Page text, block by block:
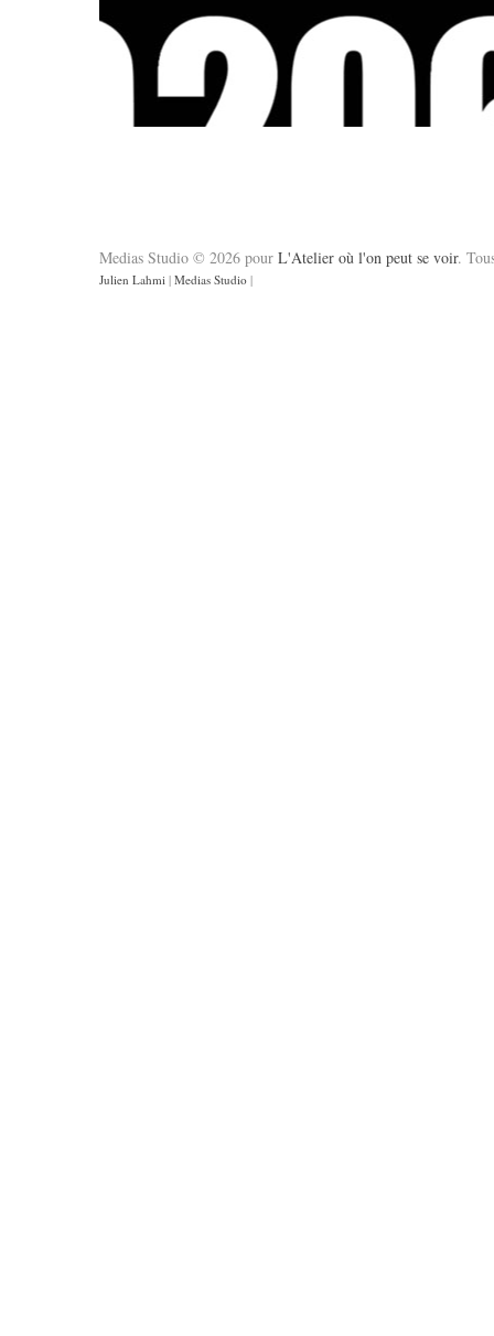
Medias Studio © 2026 pour L'Atelier où l'on peut se voir.
Julien Lahmi | Medias Studio |